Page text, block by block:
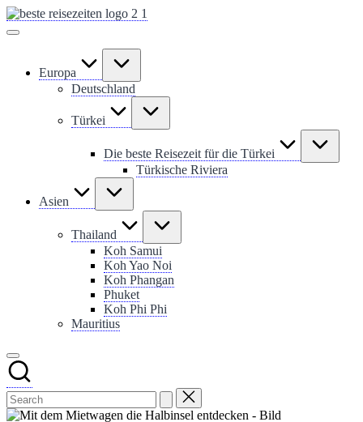
Skip
to
Europa
Deutschland
Türkei
Die beste Reisezeit für die Türkei
Türkische Riviera
Asien
Thailand
Koh Samui
Koh Yao Noi
Koh Phangan
Phuket
Koh Phi Phi
Mauritius